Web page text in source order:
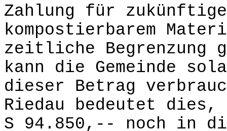
Zahlung für
kompostierbarem
zeitliche Begrenzung
kann die Gemeinde
dieser Betrag
Riedau bedeutet
S 94.850,-- noch in